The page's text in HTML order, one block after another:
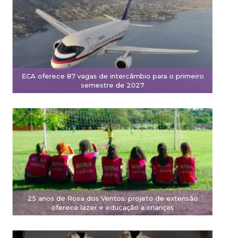
ECA oferece 87 vagas de intercâmbio para o primeiro
semestre de 2027
25 anos de Rosa dos Ventos: projeto de extensão
oferece lazer e educação a crianças